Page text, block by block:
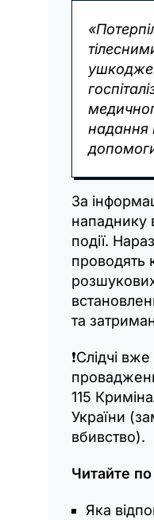
надання
За
нападнику
події.
проводять
та
❗️Слідчі
115
України
вбивство).
Читайте по
Яка